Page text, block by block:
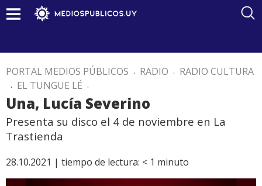
PORTAL MEDIOS PÚBLICOS . RADIO . RADIO CULTURA
. EL TUNGUE LÉ .
Una, Lucía Severino
Presenta su disco el 4 de noviembre en La
Trastienda
28.10.2021 | tiempo de lectura: < 1 minuto